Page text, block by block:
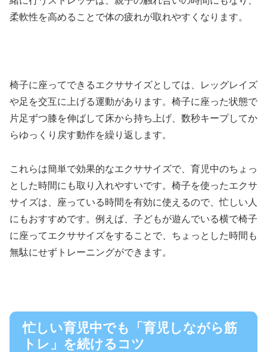
柔軟性を高めることで体の疲れが取れやすくなります。
椅子に座ってできるエクササイズとしては、レッグレイズ
や足を交互に上げる運動があります。椅子に座った状態で
片足ずつ膝を伸ばして床から持ち上げ、数秒キープしてか
らゆっくり戻す動作を繰り返します。
これらは簡単で効果的なエクササイズで、育児中のちょっ
とした時間にも取り入れやすいです。椅子を使ったエクサ
サイズは、座っている時間を有効に使えるので、忙しい人
にもおすすめです。例えば、子どもが遊んでいる横で椅子
に座ってエクササイズをすることで、ちょっとした時間も
無駄にせずトレーニングができます。
忙しい育児中でも「育児しながら筋
トレ」を続けるコツ